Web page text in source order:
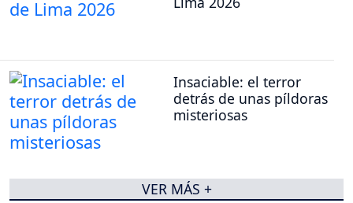
Insaciable: el terror
detrás de unas píldoras
misteriosas
VER MÁS +